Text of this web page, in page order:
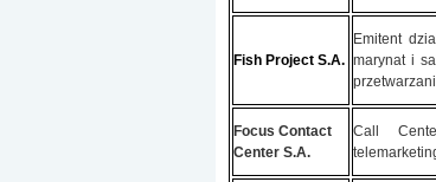
Fish Project S.A.
Emitent
marynat i
Focus Contact
Center S.A.
Call